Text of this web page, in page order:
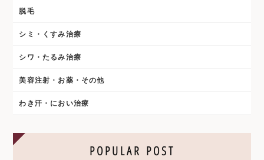
脱毛
シミ・くすみ治療
シワ・たるみ治療
美容注射・お薬・その他
わき汗・におい治療
POPULAR POST